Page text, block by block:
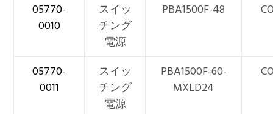
05770-
0010
スイッ
チング
電源
PBA1500F-48
05770-
0011
スイッ
チング
電源
PBA1500F-60-
MXLD24